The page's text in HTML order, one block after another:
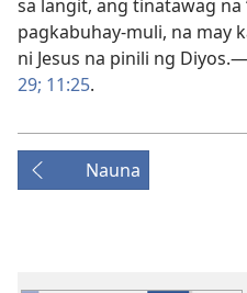
sa langit, ang tinatawag na
pagkabuhay-muli, na may
ni Jesus na pinili ng Diyos.—
29; 11:25.
Nauna